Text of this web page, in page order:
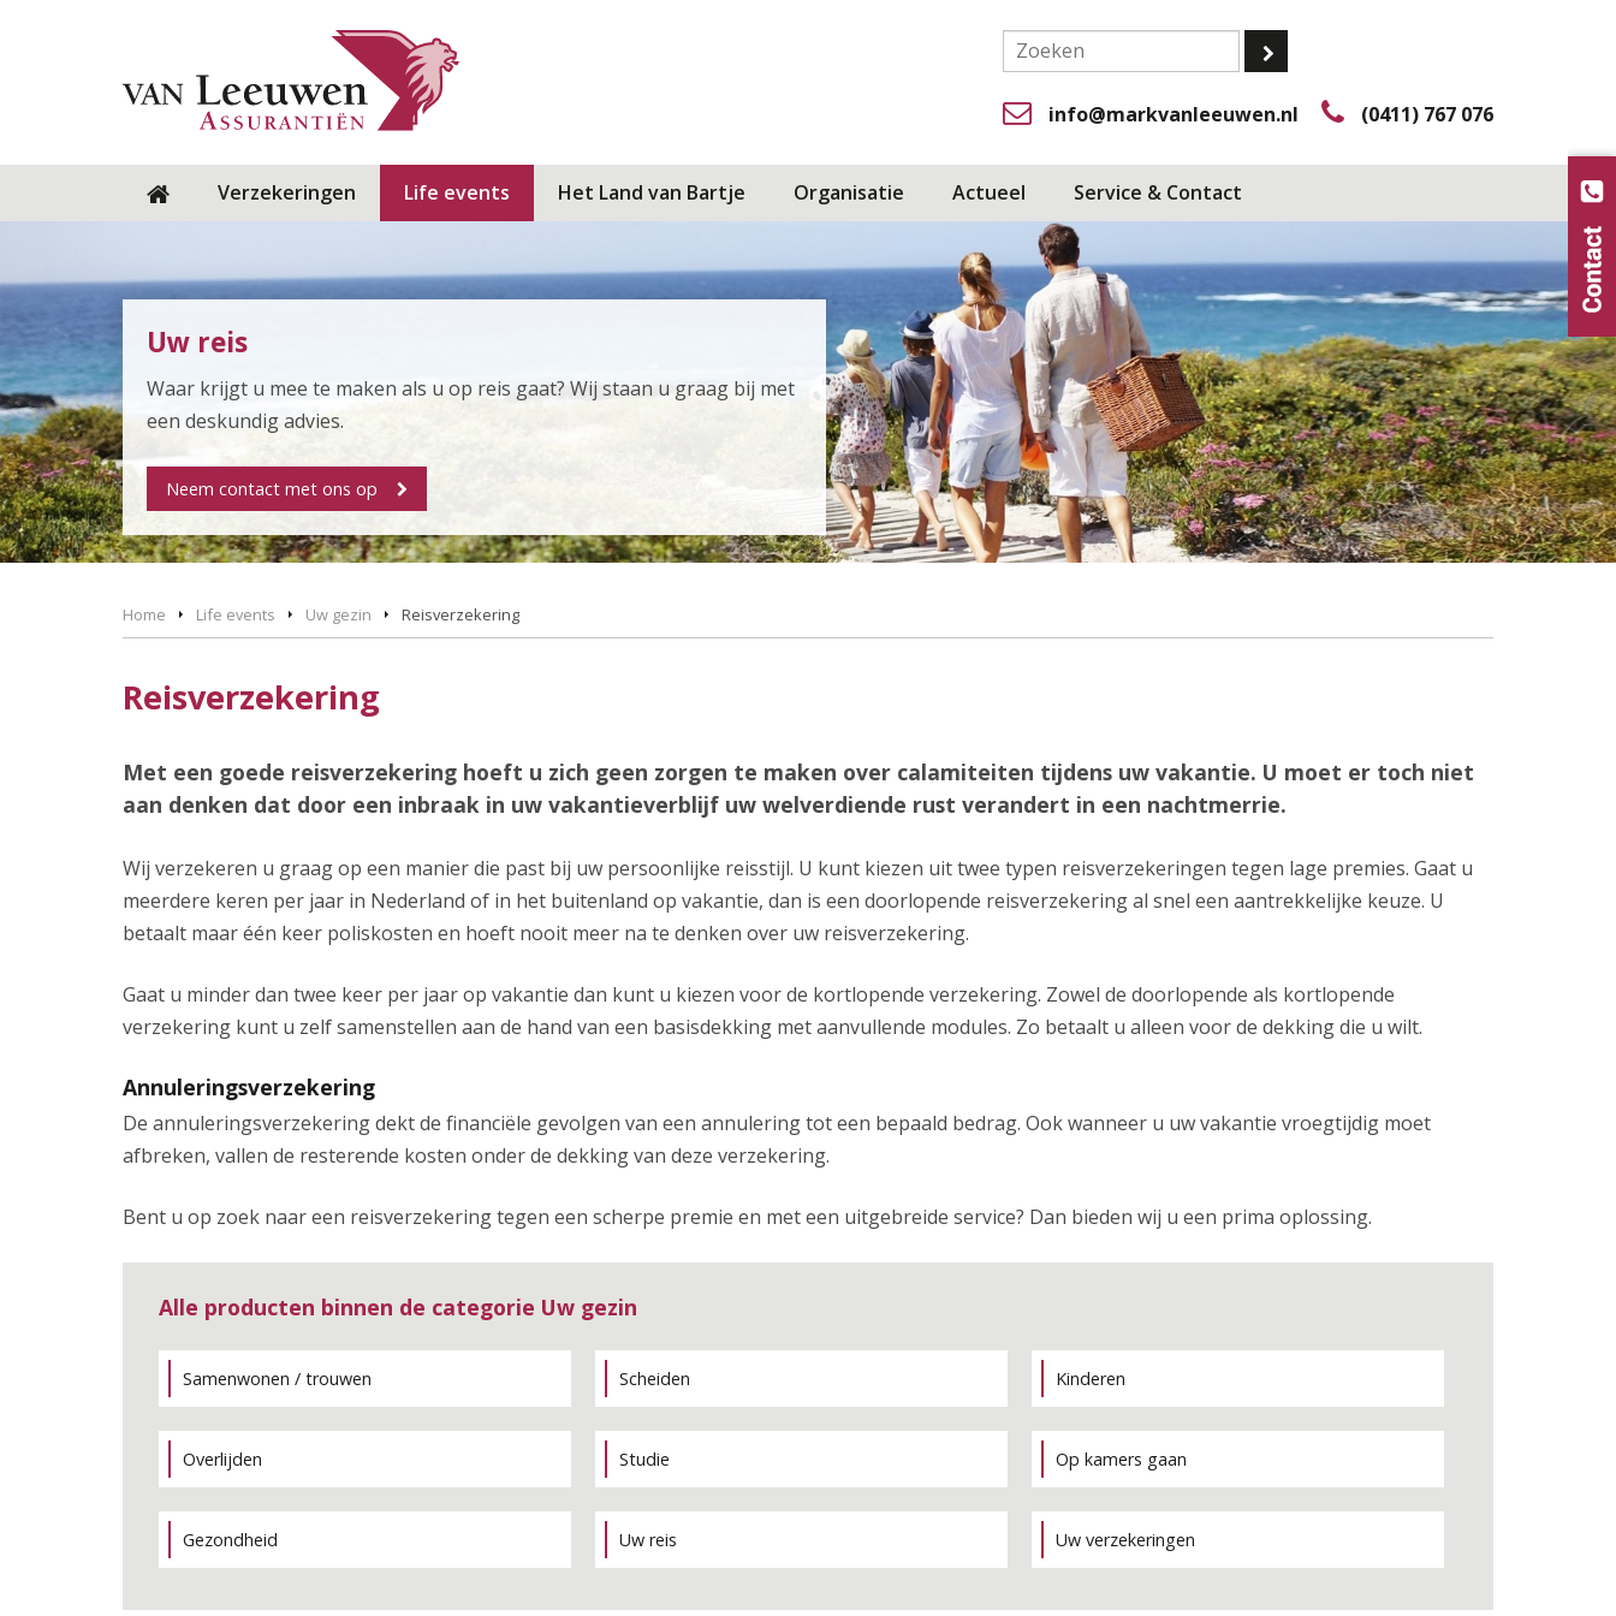
info@markvanleeuwen.nl (0411) 767 076
Verzekeringen Life events Het Land van Bartje Organisatie Actueel Service & Contact
Uw reis
Waar krijgt u mee te maken als u op reis gaat? Wij staan u graag bij met
een deskundig advies.
Neem contact met ons op
Home Life events Uw gezin Reisverzekering
Reisverzekering
Met een goede reisverzekering hoeft u zich geen zorgen te maken over calamiteiten tijdens uw vakantie. U moet er toch niet
aan denken dat door een inbraak in uw vakantieverblijf uw welverdiende rust verandert in een nachtmerrie.
Wij verzekeren u graag op een manier die past bij uw persoonlijke reisstijl. U kunt kiezen uit twee typen reisverzekeringen tegen lage premies. Gaat u
meerdere keren per jaar in Nederland of in het buitenland op vakantie, dan is een doorlopende reisverzekering al snel een aantrekkelijke keuze. U
betaalt maar één keer poliskosten en hoeft nooit meer na te denken over uw reisverzekering.
Gaat u minder dan twee keer per jaar op vakantie dan kunt u kiezen voor de kortlopende verzekering. Zowel de doorlopende als kortlopende
verzekering kunt u zelf samenstellen aan de hand van een basisdekking met aanvullende modules. Zo betaalt u alleen voor de dekking die u wilt.
Annuleringsverzekering
De annuleringsverzekering dekt de financiële gevolgen van een annulering tot een bepaald bedrag. Ook wanneer u uw vakantie vroegtijdig moet
afbreken, vallen de resterende kosten onder de dekking van deze verzekering.
Bent u op zoek naar een reisverzekering tegen een scherpe premie en met een uitgebreide service? Dan bieden wij u een prima oplossing.
Alle producten binnen de categorie Uw gezin
Samenwonen / trouwen Scheiden Kinderen
Overlijden Studie Op kamers gaan
Gezondheid Uw reis Uw verzekeringen